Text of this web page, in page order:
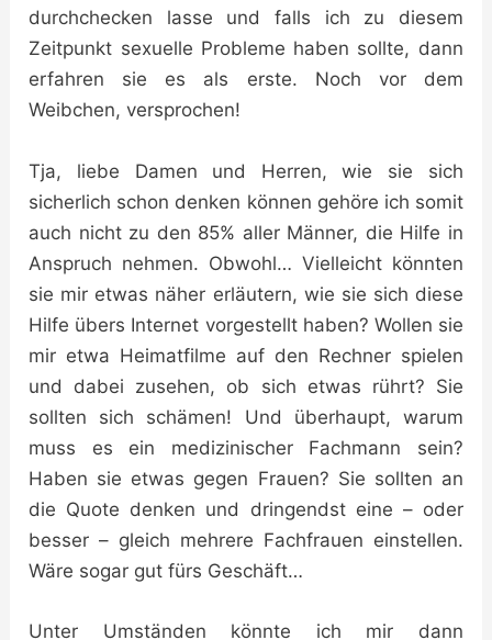
durchchecken lasse und falls ich zu diesem
Zeitpunkt sexuelle Probleme haben sollte, dann
erfahren sie es als erste. Noch vor dem
Weibchen, versprochen!
Tja, liebe Damen und Herren, wie sie sich
sicherlich schon denken können gehöre ich somit
auch nicht zu den 85% aller Männer, die Hilfe in
Anspruch nehmen. Obwohl… Vielleicht könnten
sie mir etwas näher erläutern, wie sie sich diese
Hilfe übers Internet vorgestellt haben? Wollen sie
mir etwa Heimatfilme auf den Rechner spielen
und dabei zusehen, ob sich etwas rührt? Sie
sollten sich schämen! Und überhaupt, warum
muss es ein medizinischer Fachmann sein?
Haben sie etwas gegen Frauen? Sie sollten an
die Quote denken und dringendst eine – oder
besser – gleich mehrere Fachfrauen einstellen.
Wäre sogar gut fürs Geschäft…
Unter Umständen könnte ich mir dann